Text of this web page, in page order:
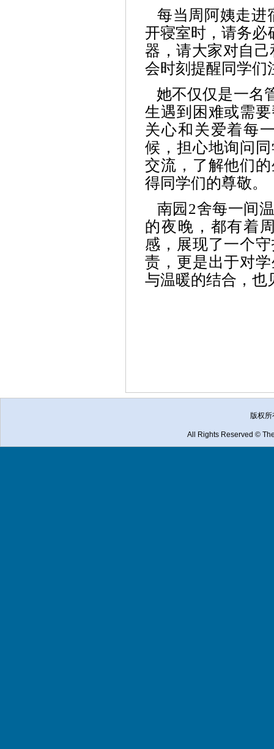
每当周阿姨走进
开寝室时，请务必
器，请大家对自
会时刻提醒同学们
她不仅仅是一名
生遇到困难或需
关心和关爱着每
候，担心地询问
交流，了解他们
得同学们的尊敬。
南园 2舍每一间
的夜晚，都有着
感，展现了一个
责，更是出于对
与温暖的结合，也
版权
All Rights Reserved ©